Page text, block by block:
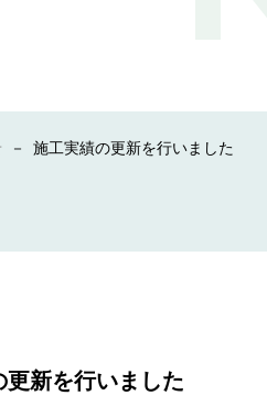
施工実績の更新を行いました
更新を行いました